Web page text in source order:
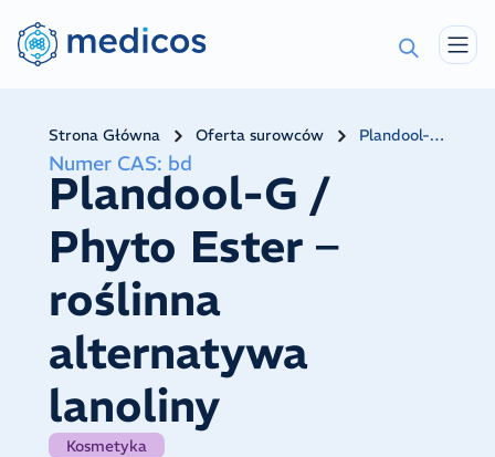
Strona Główna Oferta surowców Plandool-G / Phyto Ester – roślinna alternatywa lanoliny
Numer CAS: bd
Plandool-G /
Phyto Ester –
roślinna
alternatywa
lanoliny
Kosmetyka